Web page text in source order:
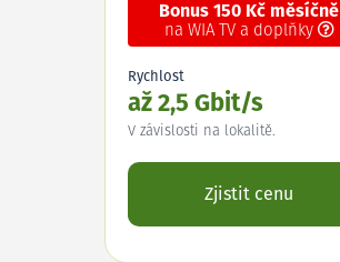
Bonus 150 Kč měsíčně
na WIA TV a doplňky
Rychlost
až 2,5 Gbit/s
V závislosti na lokalitě.
Zjistit cenu